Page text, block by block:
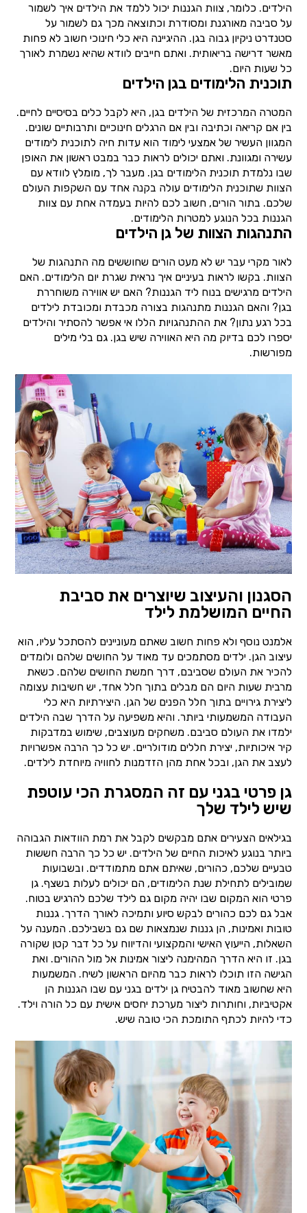
הילדים. כלומר, צוות הגננות יכול ללמד את הילדים איך לשמור
על סביבה מאורגנת ומסודרת וכתוצאה מכך גם לשמור על
סטנדרט ניקיון גבוה בגן. ההיגיינה היא כלי חינוכי חשוב לא פחות
מאשר דרישה בריאותית. ואתם חייבים לוודא שהיא נשמרת לאורך
כל שעות היום.
תוכנית הלימודים בגן הילדים
המטרה המרכזית של הילדים בגן, היא לקבל כלים בסיסיים לחיים.
בין אם קריאה וכתיבה ובין אם הרגלים חינוכיים ותרבותיים שונים.
המגוון העשיר של אמצעי לימוד הוא עדות חיה לתוכנית לימודים
עשירה ומגוונת. ואתם יכולים לראות כבר במבט ראשון את האופן
שבו נלמדת תוכנית הלימודים בגן. מעבר לך, מומלץ לוודא עם
הצוות שתוכנית הלימודים עולה בקנה אחד עם השקפות העולם
שלכם. בתור הורים, חשוב לכם להיות בעמדה אחת עם צוות
הגננות בכל הנוגע למטרות הלימודים.
התנהגות הצוות של גן הילדים
לאור מקרי עבר יש לא מעט הורים שחוששים מה התנהגות של
הצוות. בקשו לראות בעיניים איך נראית שגרת יום הלימודים. האם
הילדים מרגישים בנוח ליד הגננות? האם יש אווירה משוחררת
בגן? והאם הגננות מתנהגות בצורה מכבדת ומכובדת לילדים
בכל רגע נתון? את ההתנהגויות הללו אי אפשר להסתיר והילדים
יספרו לכם בדיוק מה היא האווירה שיש בגן. גם בלי מילים
מפורשות.
הסגנון והעיצוב שיוצרים את סביבת
החיים המושלמת לילד
אלמנט נוסף ולא פחות חשוב שאתם מעוניינים להסתכל עליו, הוא
עיצוב הגן. ילדים מסתמכים עד מאוד על החושים שלהם ולומדים
להכיר את העולם שסביבם, דרך חמשת החושים שלהם. כשאת
מרבית שעות היום הם מבלים בתוך חלל אחד, יש חשיבות עצומה
ליצירת גירויים בתוך חלל הפנים של הגן. היצירתיות היא כלי
העבודה המשמעותי ביותר. והיא משפיעה על הדרך שבה הילדים
ילמדו את העולם סביבם. משחקים מעוצבים, שימוש במדבקות
קיר איכותיות, יצירת חללים מודולריים. יש כל כך הרבה אפשרויות
לעצב את הגן, ובכל אחת מהן הזדמנות לחוויה מיוחדת לילדים.
גן פרטי בגני עם זה המסגרת הכי עוטפת
שיש לילד שלך
בגילאים הצעירים אתם מבקשים לקבל את רמת הוודאות הגבוהה
ביותר בנוגע לאיכות החיים של הילדים. יש כל כך הרבה חששות
טבעיים שלכם, כהורים, שאיתם אתם מתמודדים. ובשבועות
שמובילים לתחילת שנת הלימודים, הם יכולים לעלות בשצף. גן
פרטי הוא המקום שבו יהיה מקום גם לילד שלכם להרגיש בטוח.
אבל גם לכם כהורים לבקש סיוע ותמיכה לאורך הדרך. גננות
טובות ואמינות, הן גננות שנמצאות שם גם בשבילכם. המענה על
השאלות, הייעוץ האישי והמקצועי והדיווח על כל דבר קטן שקורה
בגן. זו היא הדרך המהימנה ליצור אמינות אל מול ההורים. ואת
הגישה הזו תוכלו לראות כבר מהיום הראשון לשיח. המשמעות
היא שחשוב מאוד להבטיח גן ילדים בגני עם שבו הגננות הן
אקטיביות, וחותרות ליצור מערכת יחסים אישית עם כל הורה וילד.
כדי להיות לכתף התומכת הכי טובה שיש.